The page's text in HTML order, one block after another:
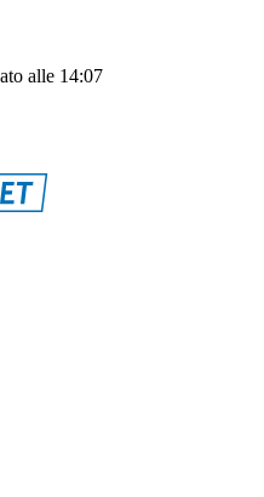
alle 14:07